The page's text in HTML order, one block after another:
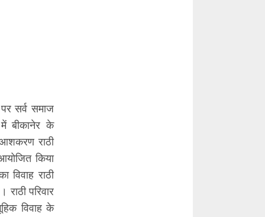
सर्व समाज
बीकानेर के
राठी
किया
राठी
परिवार
विवाह के